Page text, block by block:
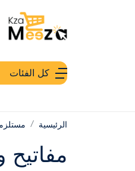
كل الفئات
الرئيسية